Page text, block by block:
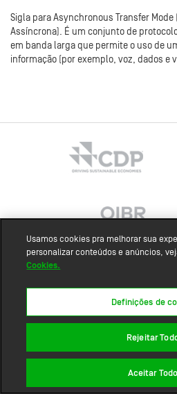
Sigla para Asynchronous Transfer Mode
Assíncrona). É um conjunto de
em banda larga que permite o uso de
informação (por exemplo, voz, dados e
Usamos cookies pra melhorar sua
personalizar conteúdos e anúncios,
Cookies.
Definições de
Rejeitar
Aceitar